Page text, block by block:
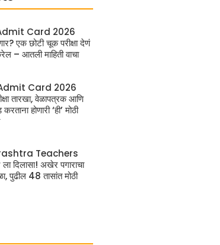
Card 2026
एक छोटी चूक परीक्षा देणं
– आतली माहिती वाचा
Card 2026
तारखा, वेळापत्रक आणि
होणारी ‘ही’ मोठी
Teachers
दिलासा! अखेर पगाराचा
पुढील 48 तासांत मोठी